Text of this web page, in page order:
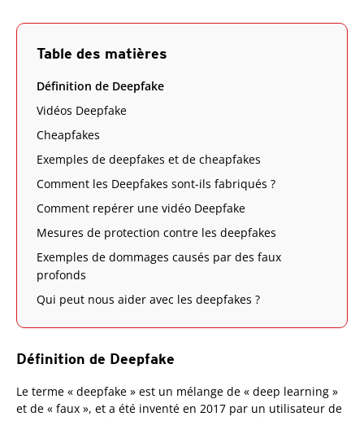
Table des matières
Définition de Deepfake
Vidéos Deepfake
Cheapfakes
Exemples de deepfakes et de cheapfakes
Comment les Deepfakes sont-ils fabriqués ?
Comment repérer une vidéo Deepfake
Mesures de protection contre les deepfakes
Exemples de dommages causés par des faux
profonds
Qui peut nous aider avec les deepfakes ?
Définition de Deepfake
Le terme « deepfake » est un mélange de « deep learning »
et de « faux », et a été inventé en 2017 par un utilisateur de